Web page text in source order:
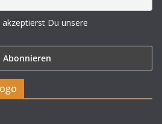
Du unsere